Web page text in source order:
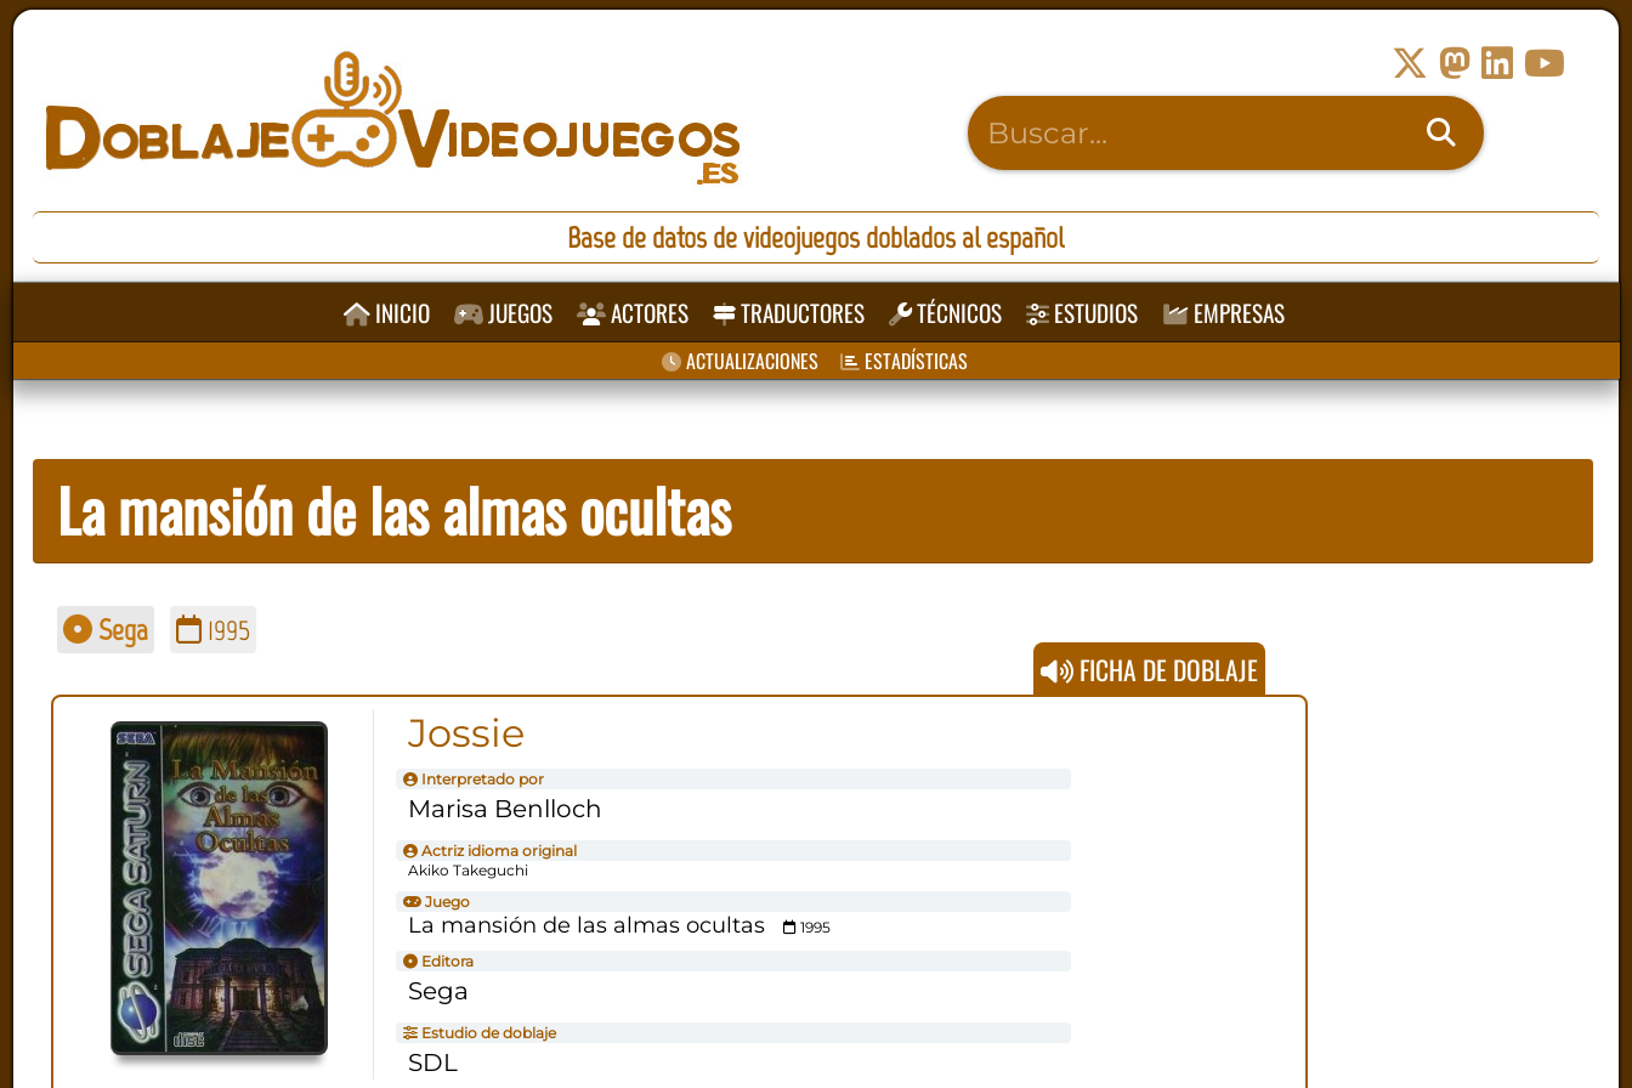
Base de datos de videojuegos doblados al español
INICIO JUEGOS ACTORES TRADUCTORES TÉCNICOS ESTUDIOS EMPRESAS
ACTUALIZACIONES ESTADÍSTICAS
La mansión de las almas ocultas
Sega 1995
FICHA DE DOBLAJE
Jossie
Interpretado por
Marisa Benlloch
Actriz idioma original
Akiko Takeguchi
Juego
La mansión de las almas ocultas
1995
Editora
Sega
Estudio de doblaje
SDL